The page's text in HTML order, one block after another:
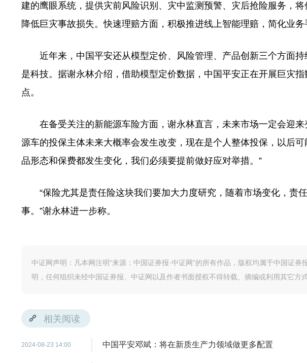
建的鹰眼系统，提供灾前风险识别、灾中监测预警、灾后抢险服务，将
降低巨灾事故损失。快速理赔方面，积极推进线上智能理赔，简化业务
近年来，中国平安还从模型定价、风险管理、产品创新三个方面持
是科技。据谢永林介绍，借助模型定价数据，中国平安正在开展巨灾
点。
在备受关注的新能源车险方面，谢永林直言，未来市场一定会迎来
源车的投保主体未来大概率会发生改变，现在是个人整体投保，以后
品形态和保费都发生变化，我们必须要提前做好应对举措。”
“保险尤其是责任险这块我们要加大力度研究，随着市场变化，责
事。”谢永林进一步称。
中证网声明：凡本网注明“来源：中国证券报·中证网”的所有作品，版权均属于中国证
明，任何组织未经中国证券报、中证网以及作者书面授权不得转载、摘编或利用其它方
相关阅读
2024-08-23 14:00 中国平安邓斌：将在新质生产力领域做更多配置